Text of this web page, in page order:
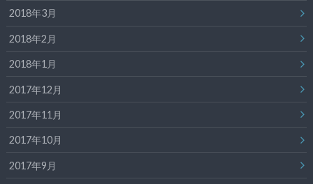
2018年3月
2018年2月
2018年1月
2017年12月
2017年11月
2017年10月
2017年9月